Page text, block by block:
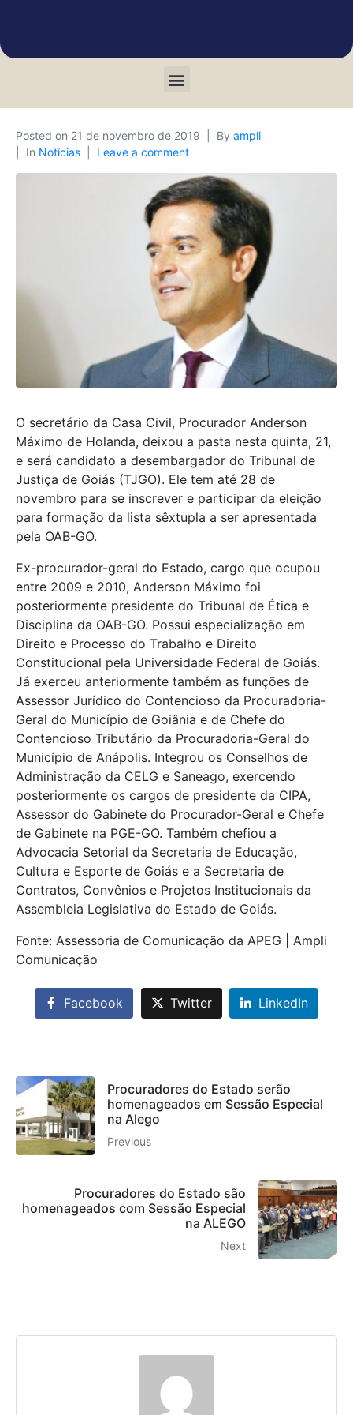
Posted on 21 de novembro de 2019 By ampli
In Notícias Leave a comment
O secretário da Casa Civil, Procurador Anderson
Máximo de Holanda, deixou a pasta nesta quinta, 21,
e será candidato a desembargador do Tribunal de
Justiça de Goiás (TJGO). Ele tem até 28 de
novembro para se inscrever e participar da eleição
para formação da lista sêxtupla a ser apresentada
pela OAB-GO.
Ex-procurador-geral do Estado, cargo que ocupou
entre 2009 e 2010, Anderson Máximo foi
posteriormente presidente do Tribunal de Ética e
Disciplina da OAB-GO. Possui especialização em
Direito e Processo do Trabalho e Direito
Constitucional pela Universidade Federal de Goiás.
Já exerceu anteriormente também as funções de
Assessor Jurídico do Contencioso da Procuradoria-
Geral do Município de Goiânia e de Chefe do
Contencioso Tributário da Procuradoria-Geral do
Município de Anápolis. Integrou os Conselhos de
Administração da CELG e Saneago, exercendo
posteriormente os cargos de presidente da CIPA,
Assessor do Gabinete do Procurador-Geral e Chefe
de Gabinete na PGE-GO. Também chefiou a
Advocacia Setorial da Secretaria de Educação,
Cultura e Esporte de Goiás e a Secretaria de
Contratos, Convênios e Projetos Institucionais da
Assembleia Legislativa do Estado de Goiás.
Fonte: Assessoria de Comunicação da APEG | Ampli
Comunicação
Facebook Twitter LinkedIn
Procuradores do Estado serão
homenageados em Sessão Especial
na Alego
Previous
Procuradores do Estado são
homenageados com Sessão Especial
na ALEGO
Next